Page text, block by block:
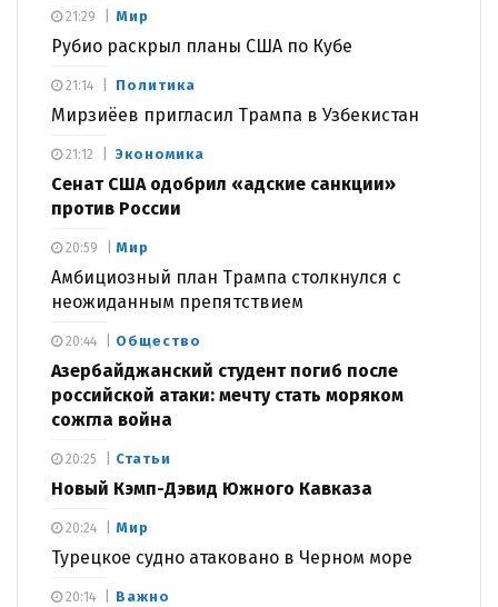
Мир
Рубио раскрыл планы США по Кубе
21:29
Политика
Мирзиёев пригласил Трампа в Узбекистан
21:14
Экономика
Сенат США одобрил «адские санкции»
против России
21:12
Мир
Амбициозный план Трампа столкнулся с
неожиданным препятствием
20:59
Общество
Азербайджанский студент погиб после
российской атаки: мечту стать моряком
сожгла война
20:44
Статьи
Новый Кэмп-Дэвид Южного Кавказа
20:25
Мир
Турецкое судно атаковано в Черном море
20:24
Важно
20:14